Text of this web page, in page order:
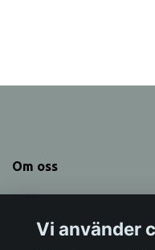
Om oss
Vi använder